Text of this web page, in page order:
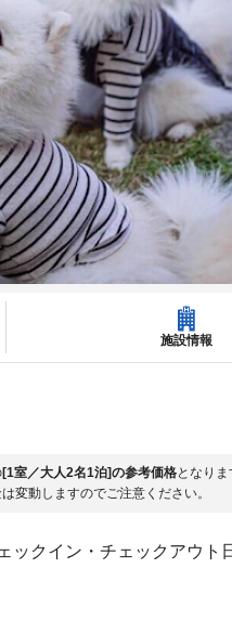
施設情報
[1室／大人2名1泊]の参考価格となりま
変動しますのでご注意ください。
ックイン・チェックアウト